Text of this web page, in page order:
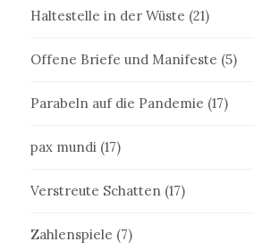
Haltestelle in der Wüste (21)
Offene Briefe und Manifeste (5)
Parabeln auf die Pandemie (17)
pax mundi (17)
Verstreute Schatten (17)
Zahlenspiele (7)